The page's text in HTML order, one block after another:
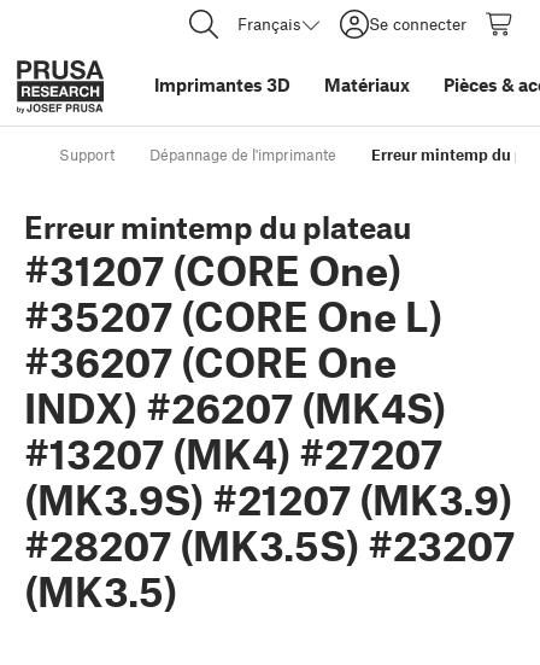
Français Se connecter
Imprimantes 3D Matériaux Pièces &
Support Dépannage de l'imprimante Erreur mintemp du
Erreur mintemp du plateau
#31207 (CORE One)
#35207 (CORE One L)
#36207 (CORE One
INDX) #26207 (MK4S)
#13207 (MK4) #27207
(MK3.9S) #21207 (MK3.9)
#28207 (MK3.5S) #23207
(MK3.5)